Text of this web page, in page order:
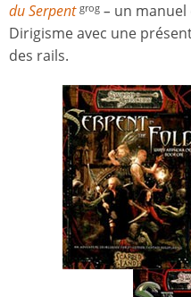
du Serpent grog – un manuel
Dirigisme avec une
des rails.